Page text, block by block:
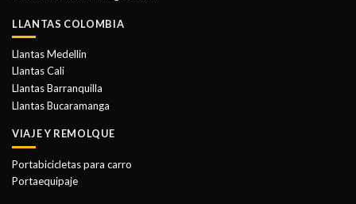
de
LLANTAS COLOMBIA
Llantas Medellin
Llantas Cali
Llantas Barranquilla
Llantas Bucaramanga
VIAJE Y REMOLQUE
Portabicicletas para carro
Portaequipaje